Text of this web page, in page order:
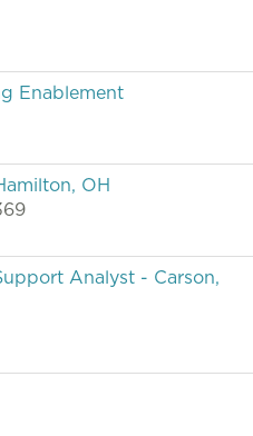
Enablement
OH
Analyst - Carson,